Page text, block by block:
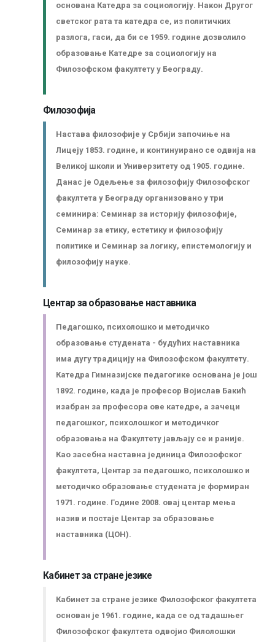
основана Катедра за социологију. Након Другог
светског рата та катедра се, из политичких
разлога, гаси, да би се 1959. године дозволило
образовање Катедре за социологију на
Филозофском факултету у Београду.
Филозофија
Настава филозофије у Србији започиње на
Лицеју 1853. године, и континуирано се одвија на
Великој школи и Универзитету од 1905. године.
Данас је Одељење за филозофију Филозофског
факултета у Београду организовано у три
семинира: Семинар за историју филозофије,
Семинар за етику, естетику и филозофију
политике и Семинар за логику, епистемологију и
филозофију науке.
Центар за образовање наставника
Педагошко, психолошко и методичко
образовање студената - будућих наставника
има дугу традицију на Филозофском факултету.
Катедра Гимназијске педагогике основана је још
1892. године, када је професор Војислав Бакић
изабран за професора ове катедре, а зачеци
педагошког, психолошког и методичког
образовања на Факултету јављају се и раније.
Као засебна наставна јединица Филозофског
факултета, Центар за педагошко, психолошко и
методичко образовање студената је формиран
1971. године. Године 2008. овај центар мења
назив и постаје Центар за образовање
наставника (ЦОН).
Кабинет за стране језике
Кабинет за стране језике Филозофског факултета
основан је 1961. године, када се од тадашњег
Филозофског факултета одвојио Филолошки